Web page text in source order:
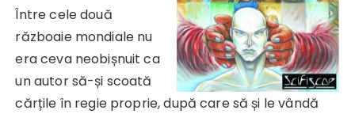
Între cele două
războaie mondiale nu
era ceva neobișnuit ca
un autor să-și scoată
cărțile în regie proprie, după care să și le vândă